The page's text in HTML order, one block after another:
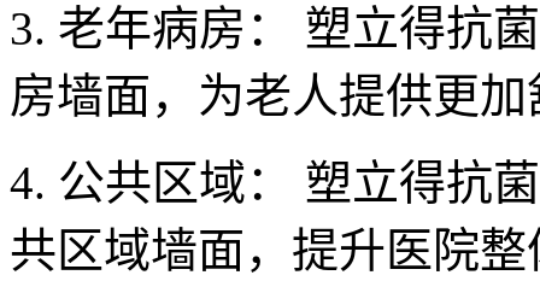
3. 老年病房： 塑立得抗
房墙面，为老人提供更
4. 公共区域： 塑立得抗
共区域墙面，提升医院